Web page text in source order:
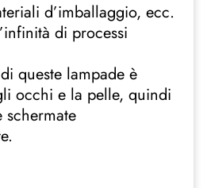
d’imballaggio, ecc.
di processi
queste lampade è
occhi e la pelle, quindi
schermate